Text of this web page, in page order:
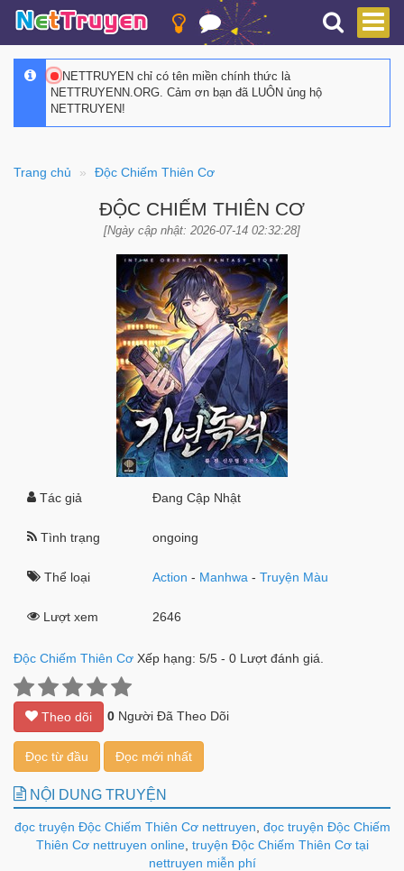
NETTRUYEN chỉ có tên miền chính thức là
NETTRUYENN.ORG. Cảm ơn bạn đã LUÔN ủng hộ
NETTRUYEN!
Trang chủ Độc Chiếm Thiên Cơ
ĐỘC CHIẾM THIÊN CƠ
[Ngày cập nhật: 2026-07-14 02:32:28]
Tác giả Đang Cập Nhật
Tình trạng ongoing
Thể loại Action - Manhwa -Truyện Màu
Lượt xem 2646
Độc Chiếm Thiên Cơ Xếp hạng: 5/5 - 0 Lượt đánh giá.
Theo dõi 0 Người Đã Theo Dõi
Đọc từ đầu Đọc mới nhất
NỘI DUNG TRUYỆN
đọc truyện Độc Chiếm Thiên Cơ nettruyen đọc truyện Độc Chiếm
Thiên Cơ nettruyen online, truyện Độc Chiếm Thiên Cơ tại
nettruyen miễn phí